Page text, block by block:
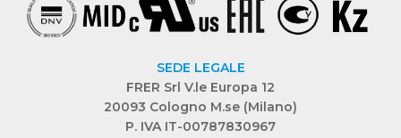
SEDE LEGALE
FRER Srl V.le Europa 12
20093 Cologno M.se (Milano)
P. IVA IT-00787830967